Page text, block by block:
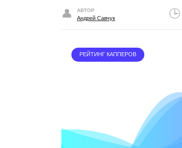
АВТОР
Андрей Савчук
РЕЙТИНГ КАППЕРОВ